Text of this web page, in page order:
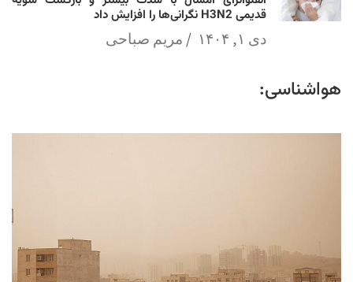
قدیمی H3N2 نگرانی‌ها را افزایش داد
دی ۱, ۱۴۰۴ مریم صباحی
هواشناسی: